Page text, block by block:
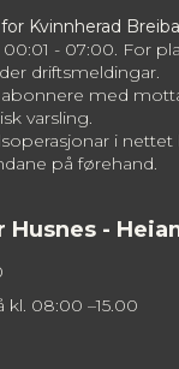
Kvinnherad
00:01 - 07:00. For
driftsmeldingar.
med
varsling.
i
på førehand.
Husnes -
kl. 08:00 –15.00